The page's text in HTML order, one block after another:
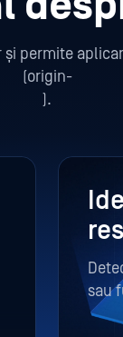
permite
(origin-
).
sau